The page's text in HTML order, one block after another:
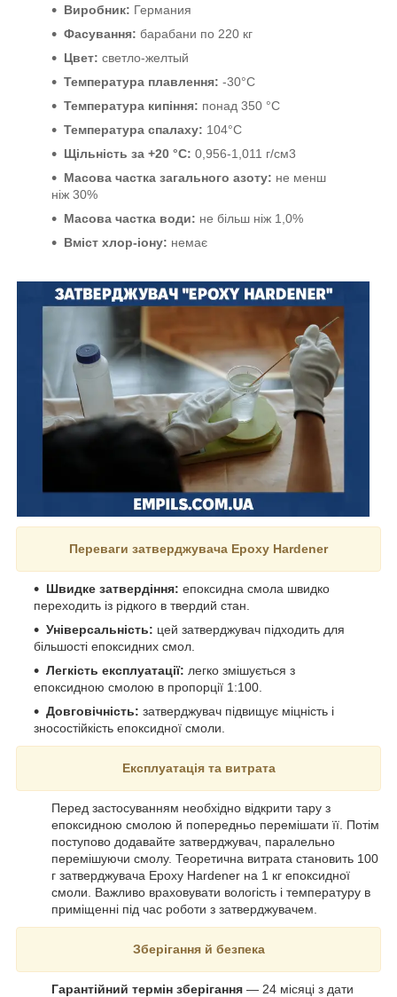
Виробник: Германия
Фасування: барабани по 220 кг
Цвет: светло-желтый
Температура плавлення: -30°C
Температура кипіння: понад 350 °C
Температура спалаху: 104°C
Щільність за +20 °C: 0,956-1,011 г/см3
Масова частка загального азоту: не менш
ніж 30%
Масова частка води: не більш ніж 1,0%
Вміст хлор-іону: немає
Переваги затверджувача Epoxy Hardener
Швидке затвердіння: епоксидна смола швидко
переходить із рідкого в твердий стан.
Універсальність: цей затверджувач підходить для
більшості епоксидних смол.
Легкість експлуатації: легко змішується з
епоксидною смолою в пропорції 1:100.
Довговічність: затверджувач підвищує міцність і
зносостійкість епоксидної смоли.
Експлуатація та витрата
Перед застосуванням необхідно відкрити тару з
епоксидною смолою й попередньо перемішати її. Потім
поступово додавайте затверджувач, паралельно
перемішуючи смолу. Теоретична витрата становить 100
г затверджувача Epoxy Hardener на 1 кг епоксидної
смоли. Важливо враховувати вологість і температуру в
приміщенні під час роботи з затверджувачем.
Зберігання й безпека
Гарантійний термін зберігання — 24 місяці з дати